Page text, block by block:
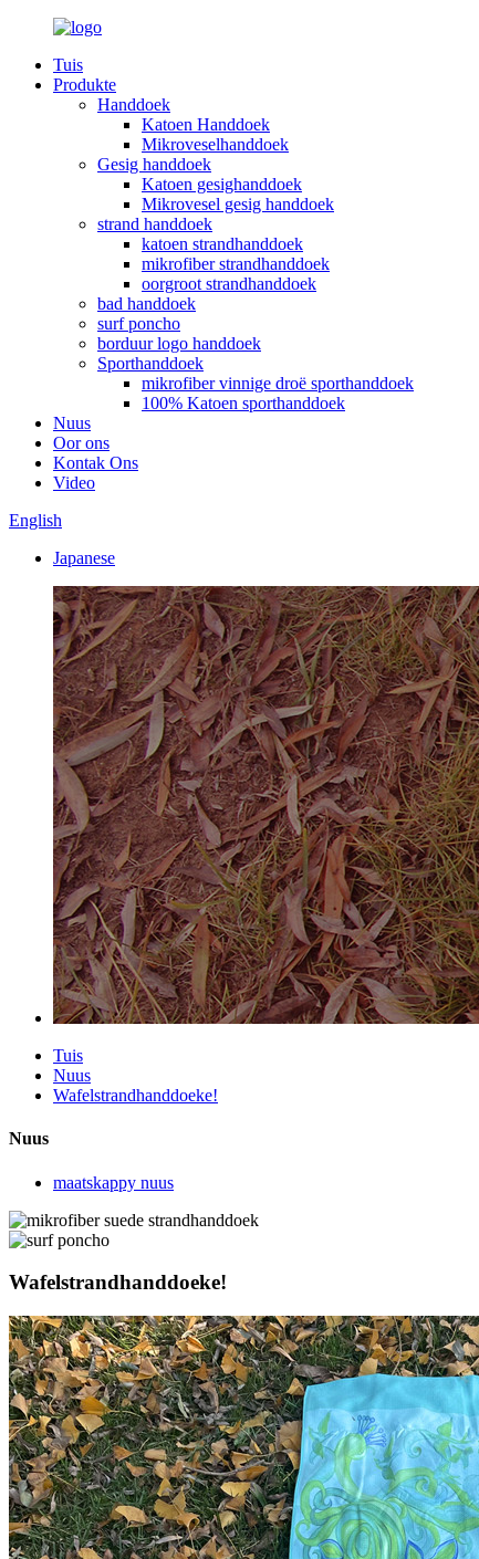
Tuis
Produkte
Handdoek
Katoen Handdoek
Mikroveselhanddoek
Gesig handdoek
Katoen gesighanddoek
Mikrovesel gesig handdoek
strand handdoek
katoen strandhanddoek
mikrofiber strandhanddoek
oorgroot strandhanddoek
bad handdoek
surf poncho
borduur logo handdoek
Sporthanddoek
mikrofiber vinnige droë sporthanddoek
100% Katoen sporthanddoek
Nuus
Oor ons
Kontak Ons
Video
English
Japanese
Tuis
Nuus
Wafelstrandhanddoeke!
Nuus
maatskappy nuus
Wafelstrandhanddoeke!